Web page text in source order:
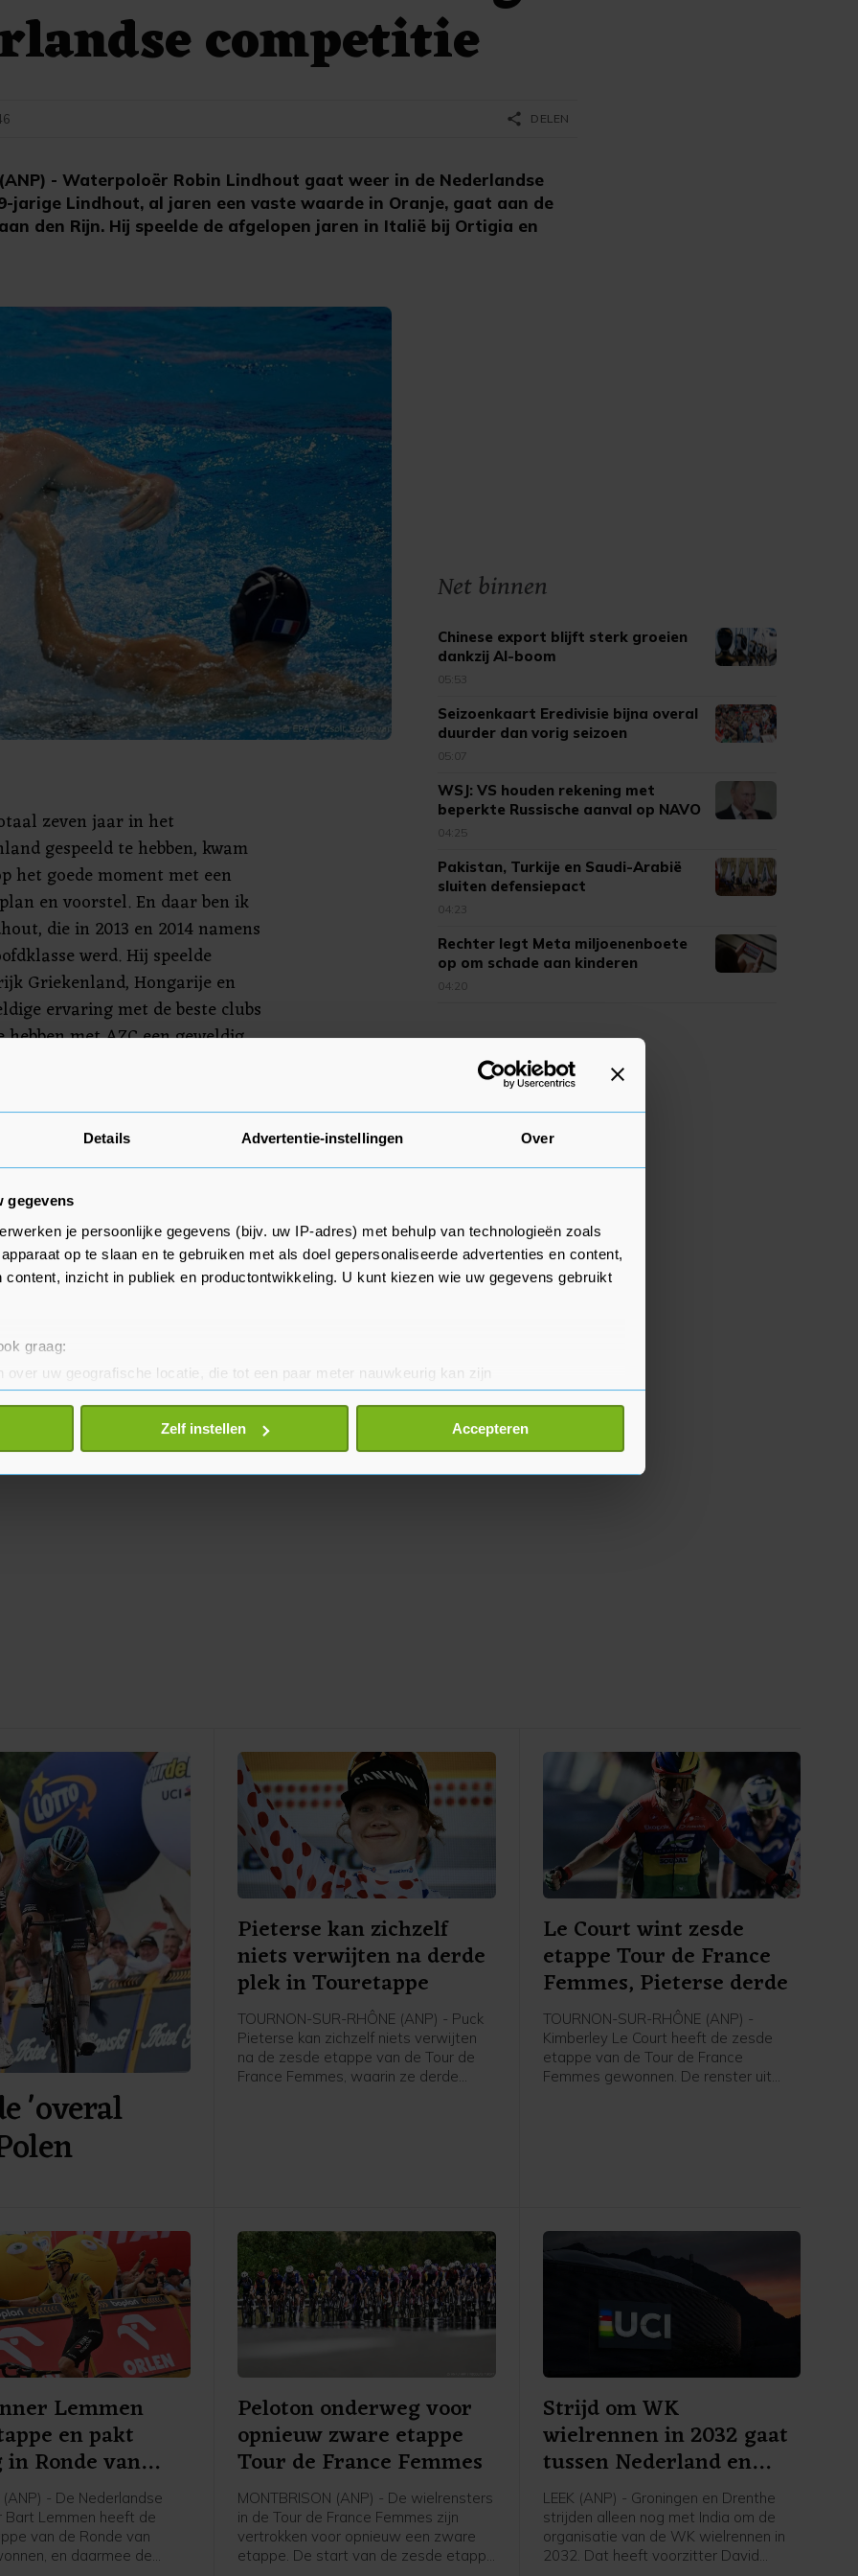
Details Advertentie-instellingen Over
gegevens
je persoonlijke gegevens (bijv. uw IP-adres) met behulp van technologieën zoals
op te slaan en te gebruiken met als doel gepersonaliseerde advertenties en content,
content, inzicht in publiek en productontwikkeling. U kunt kiezen wie uw gegevens gebruikt
graag:
over uw geografische locatie, die tot een paar meter nauwkeurig kan zijn
door het actief te scannen op specifieke eigenschappen (fingerprinting)
gegevens worden verwerkt en stel uw voorkeuren in het
detailgedeelte
of intrekken in de Cookieverklaring.
Zelf instellen Accepteren
competitie
(ANP) - Waterpoloër Robin Lindhout gaat weer in de Nederlandse
jarige Lindhout, al jaren een vaste waarde in Oranje, gaat aan de
den Rijn. Hij speelde de afgelopen jaren in Italië bij Ortigia en
share DELEN
zeven jaar in het
gespeeld te hebben, kwam
het goede moment met een
en voorstel. En daar ben ik
die in 2013 en 2014 namens
werd. Hij speelde
Griekenland, Hongarije en
ervaring met de beste clubs
met AZC een geweldig
voor de prijzen."
nog te plaatsen voor de
jaar in Tokio. Het
in Rotterdam is verplaatst
'overal
Pieterse kan zichzelf
niets verwijten na derde
plek in Touretappe
TOURNON-SUR-RHÔNE (ANP) - Puck
Pieterse kan zichzelf niets verwijten
na de zesde etappe van de Tour de
France Femmes, waarin ze derde
Le Court wint zesde
etappe Tour de France
Femmes, Pieterse derde
TOURNON-SUR-RHÔNE (ANP) -
Kimberley Le Court heeft de zesde
etappe van de Tour de France
Femmes gewonnen. De renster uit
Lemmen
en pakt
Ronde van
(ANP) - De Nederlandse
Bart Lemmen heeft de
van de Ronde van
en daarmee de
Peloton onderweg voor
opnieuw zware etappe
Tour de France Femmes
MONTBRISON (ANP) - De wielrensters
in de Tour de France Femmes zijn
vertrokken voor opnieuw een zware
etappe. De start van de zesde etappe
Strijd om WK
wielrennen in 2032 gaat
tussen Nederland en
India
LEEK (ANP) - Groningen en Drenthe
strijden alleen nog met India om de
organisatie van de WK wielrennen in
2032. Dat heeft voorzitter David
Net binnen
Chinese export blijft sterk groeien
dankzij AI-boom
05:53
Seizoenkaart Eredivisie bijna overal
duurder dan vorig seizoen
05:07
WSJ: VS houden rekening met
beperkte Russische aanval op NAVO
04:25
Pakistan, Turkije en Saudi-Arabië
sluiten defensiepact
04:23
Rechter legt Meta miljoenenboete
op om schade aan kinderen
04:20